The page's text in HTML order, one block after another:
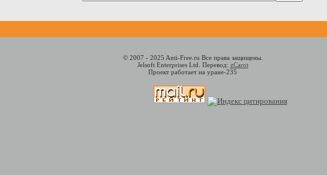
© 2007 - 2025 Anti-Free.ru Все права защищены.
Jelsoft Enterprises Ltd. Перевод: zCarot
Проект работает на уране-235